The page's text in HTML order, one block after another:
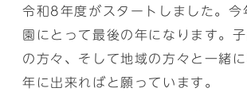
令和8年度がスタートしました。今
園にとって最後の年になります。
の方々、そして地域の方々と一緒
年に出来ればと願っています。